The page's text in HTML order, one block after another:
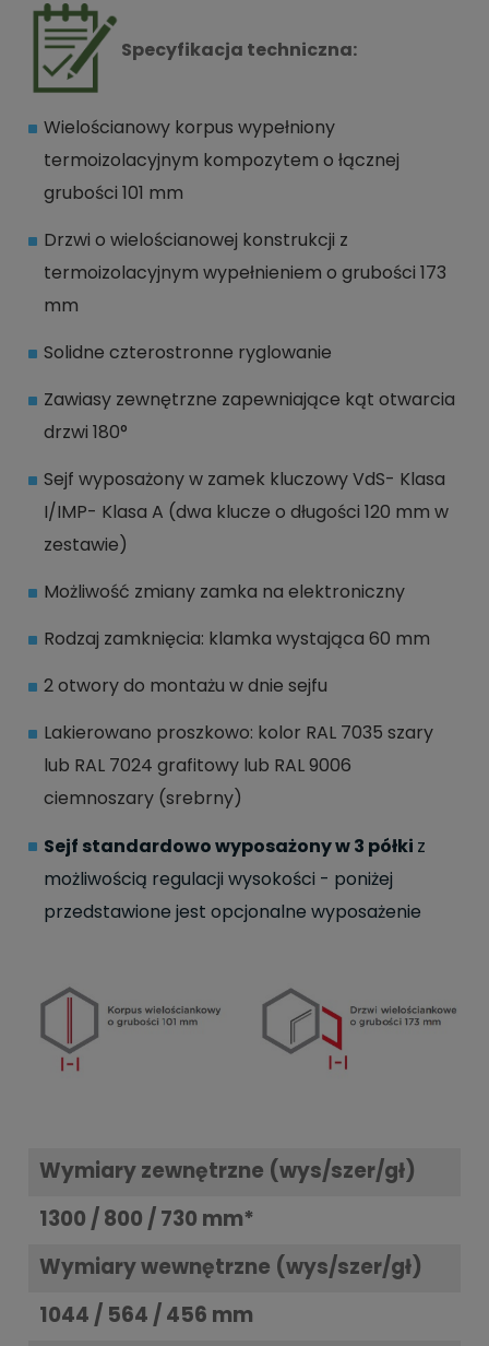
Specyfikacja techniczna:
Wielościanowy korpus wypełniony
termoizolacyjnym kompozytem o łącznej
grubości 101 mm
Drzwi o wielościanowej konstrukcji z
termoizolacyjnym wypełnieniem o grubości 173
mm
Solidne czterostronne ryglowanie
Zawiasy zewnętrzne zapewniające kąt otwarcia
drzwi 180°
Sejf wyposażony w zamek kluczowy VdS- Klasa
I/IMP- Klasa A (dwa klucze o długości 120 mm w
zestawie)
Możliwość zmiany zamka na elektroniczny
Rodzaj zamknięcia: klamka wystająca 60 mm
2 otwory do montażu w dnie sejfu
Lakierowano proszkowo: kolor RAL 7035 szary
lub RAL 7024 grafitowy lub RAL 9006
ciemnoszary (srebrny)
Sejf standardowo wyposażony w 3 półki z
możliwością regulacji wysokości - poniżej
przedstawione jest opcjonalne wyposażenie
Wymiary zewnętrzne (wys/szer/gł)
1300 / 800 / 730 mm*
Wymiary wewnętrzne (wys/szer/gł)
1044 / 564 / 456 mm